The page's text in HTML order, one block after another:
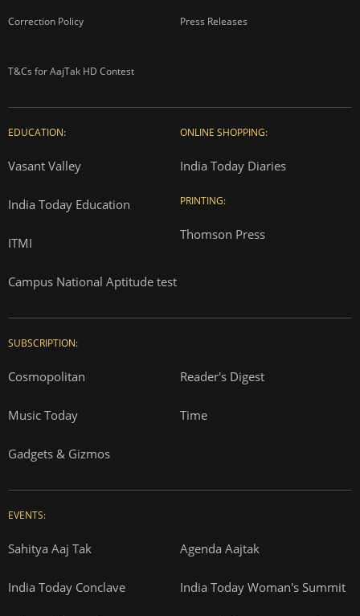
Correction Policy Press Releases
T&Cs for AajTak HD Contest
EDUCATION:
Vasant Valley
India Today Education
ITMI
Campus National Aptitude test
ONLINE SHOPPING:
India Today Diaries
PRINTING:
Thomson Press
SUBSCRIPTION:
Cosmopolitan Reader's Digest
Music Today Time
Gadgets & Gizmos
EVENTS:
Sahitya Aaj Tak Agenda Aajtak
India Today Conclave India Today Woman's Summit